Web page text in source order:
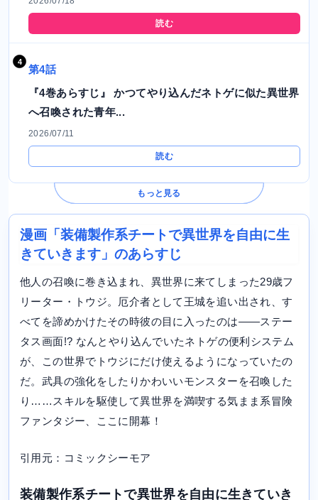
読む
第4話
『4巻あらすじ』 かつてやり込んだネトゲに似た異世界
へ召喚された青年...
2026/07/11
読む
もっと見る
漫画「装備製作系チートで異世界を自由に生
きていきます」のあらすじ
他人の召喚に巻き込まれ、異世界に来てしまった29歳フ
リーター・トウジ。厄介者として王城を追い出され、す
べてを諦めかけたその時彼の目に入ったのは――ステー
タス画面!? なんとやり込んでいたネトゲの便利システム
が、この世界でトウジにだけ使えるようになっていたの
だ。武具の強化をしたりかわいいモンスターを召喚した
り……スキルを駆使して異世界を満喫する気まま系冒険
ファンタジー、ここに開幕！
引用元：コミックシーモア
装備製作系チートで異世界を自由に生きていき